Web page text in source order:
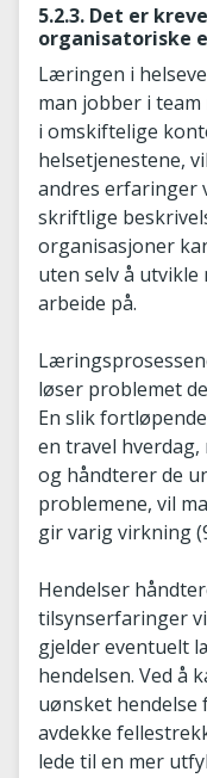
5.2.3. Det er
organisatoriske
Læringen i
man jobber i
i omskiftelige
helsetjenestene,
andres erfaringer
skriftlige
organisasjoner
uten selv å
arbeide på.
løser problemet
En slik
en travel
og håndterer de
problemene, vil
gir varig virkning
Hendelser
tilsynserfaringer
gjelder eventuelt
hendelsen. Ved å
uønsket hendelse
avdekke
lede til en mer